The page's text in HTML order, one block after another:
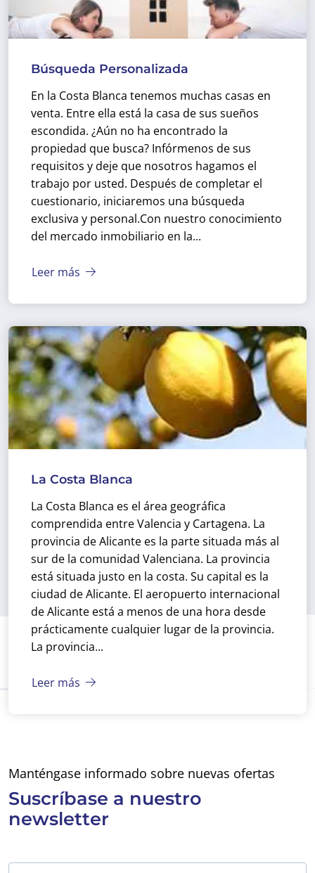
Búsqueda Personalizada
En la Costa Blanca tenemos muchas casas en
venta. Entre ella está la casa de sus sueños
escondida. ¿Aún no ha encontrado la
propiedad que busca? Infórmenos de sus
requisitos y deje que nosotros hagamos el
trabajo por usted. Después de completar el
cuestionario, iniciaremos una búsqueda
exclusiva y personal.Con nuestro conocimiento
del mercado inmobiliario en la...
Leer más
La Costa Blanca
La Costa Blanca es el área geográfica
comprendida entre Valencia y Cartagena. La
provincia de Alicante es la parte situada más al
sur de la comunidad Valenciana. La provincia
está situada justo en la costa. Su capital es la
ciudad de Alicante. El aeropuerto internacional
de Alicante está a menos de una hora desde
prácticamente cualquier lugar de la provincia.
La provincia...
Leer más
Manténgase informado sobre nuevas ofertas
Suscríbase a nuestro
newsletter